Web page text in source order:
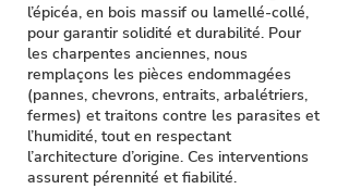
l’épicéa, en bois massif ou lamellé-collé,
pour garantir solidité et durabilité. Pour
les charpentes anciennes, nous
remplaçons les pièces endommagées
(pannes, chevrons, entraits, arbalétriers,
fermes) et traitons contre les parasites et
l’humidité, tout en respectant
l’architecture d’origine. Ces interventions
assurent pérennité et fiabilité.